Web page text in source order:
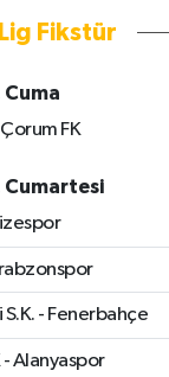
Fikstür
FK
Cumartesi
- Fenerbahçe
Alanyaspor